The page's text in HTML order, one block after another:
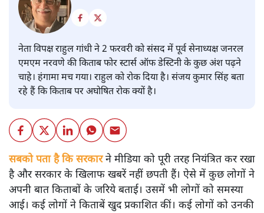
नेता विपक्ष राहुल गांधी ने 2 फरवरी को संसद में पूर्व सेनाध्यक्ष जनरल
एमएम नरवणे की किताब फोर स्टार्स ऑफ डेस्टिनी के कुछ अंश पढ़ने
चाहे। हंगामा मच गया। राहुल को रोक दिया है। संजय कुमार सिंह बता
रहे हैं कि किताब पर अघोषित रोक क्यों है।
सबको पता है कि सरकारने मीडिया को पूरी तरह नियंत्रित कर रखा
है और सरकार के खिलाफ खबरें नहीं छपती हैं। ऐसे में कुछ लोगों ने
अपनी बात किताबों के जरिये बताई। उसमें भी लोगों को समस्या
आई। कई लोगों ने किताबें खुद प्रकाशित कीं। कई लोगों को उनकी